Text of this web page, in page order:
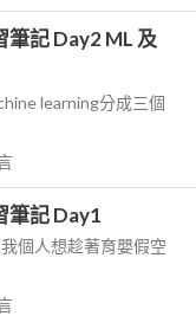
記 Day2 ML 及
learning分成三個
筆記 Day1
個人想趁著育嬰假空